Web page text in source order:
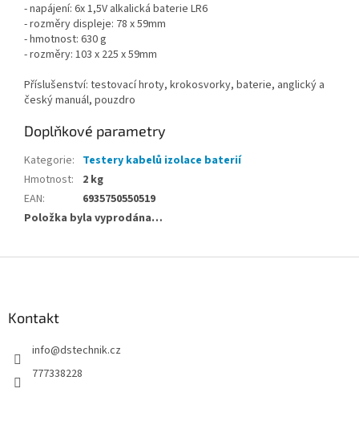
- napájení: 6x 1,5V alkalická baterie LR6
- rozměry displeje: 78 x 59mm
- hmotnost: 630 g
- rozměry: 103 x 225 x 59mm
Příslušenství: testovací hroty, krokosvorky, baterie, anglický a
český manuál, pouzdro
Doplňkové parametry
Kategorie: Testery kabelů izolace baterií
Hmotnost:
2 kg
EAN:
6935750550519
Položka byla vyprodána…
Kontakt
info@dstechnik.cz
777338228